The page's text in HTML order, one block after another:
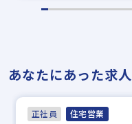
あなたにあった求人
正社員 住宅営業